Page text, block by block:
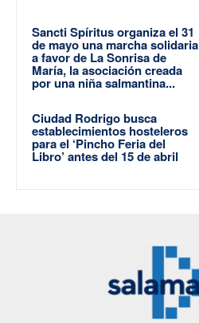
Sancti Spíritus organiza el 31
de mayo una marcha solidaria
a favor de La Sonrisa de
María, la asociación creada
por una niña salmantina...
Ciudad Rodrigo busca
establecimientos hosteleros
para el ‘Pincho Feria del
Libro’ antes del 15 de abril